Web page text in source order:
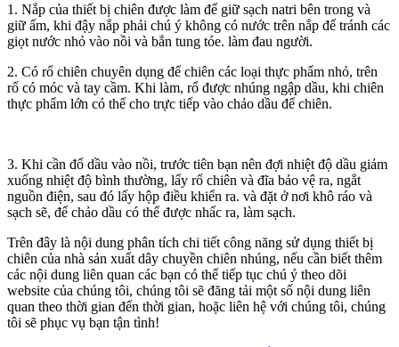
1. Nắp của thiết bị chiên được làm để giữ sạch natri bên trong và
giữ ấm, khi đậy nắp phải chú ý không có nước trên nắp để tránh các
giọt nước nhỏ vào nồi và bắn tung tóe. làm đau người.
2. Có rổ chiên chuyên dụng để chiên các loại thực phẩm nhỏ, trên
rổ có móc và tay cầm. Khi làm, rổ được nhúng ngập dầu, khi chiên
thực phẩm lớn có thể cho trực tiếp vào chảo dầu để chiên.
3. Khi cần đổ dầu vào nồi, trước tiên bạn nên đợi nhiệt độ dầu giảm
xuống nhiệt độ bình thường, lấy rổ chiên và đĩa bảo vệ ra, ngắt
nguồn điện, sau đó lấy hộp điều khiển ra. và đặt ở nơi khô ráo và
sạch sẽ, để chảo dầu có thể được nhấc ra, làm sạch.
Trên đây là nội dung phân tích chi tiết công năng sử dụng thiết bị
chiên của nhà sản xuất dây chuyền chiên nhúng, nếu cần biết thêm
các nội dung liên quan các bạn có thể tiếp tục chú ý theo dõi
website của chúng tôi, chúng tôi sẽ đăng tải một số nội dung liên
quan theo thời gian đến thời gian, hoặc liên hệ với chúng tôi, chúng
tôi sẽ phục vụ bạn tận tình!